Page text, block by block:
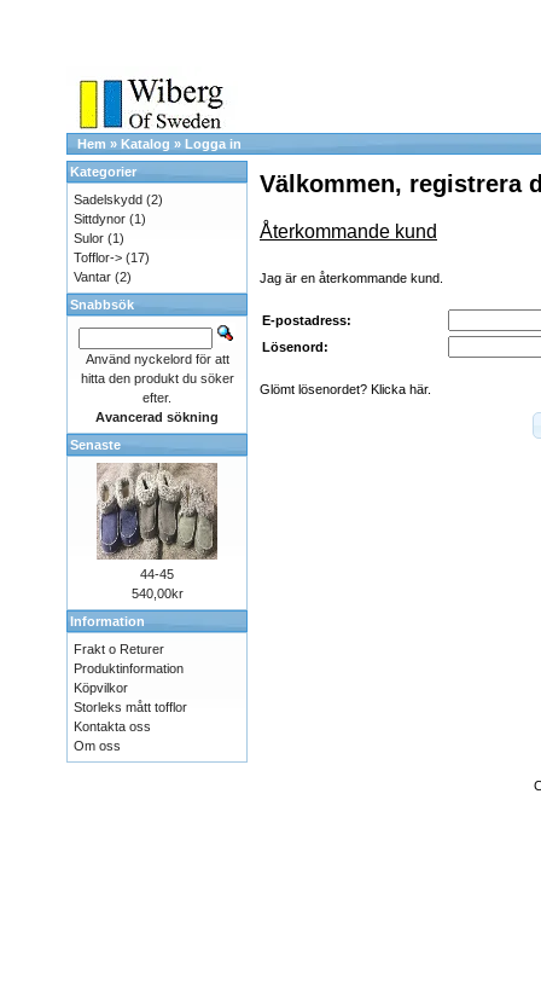
Hem » Katalog » Logga in
Välkommen, registrera
Återkommande kund
Jag är en återkommande kund.
E-postadress:
Lösenord:
Glömt lösenordet? Klicka här.
Kategorier
Sadelskydd (2)
Sittdynor (1)
Sulor (1)
Tofflor-> (17)
Vantar (2)
Snabbsök
Använd nyckelord för att
hitta den produkt du söker
efter.
Avancerad sökning
Senaste
44-45
540,00kr
Information
Frakt o Returer
Produktinformation
Köpvilkor
Storleks mått tofflor
Kontakta oss
Om oss